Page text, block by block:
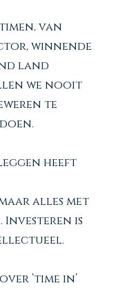
van
winnende
land
we nooit
te
heeft
alles met
Investeren is
’time in’